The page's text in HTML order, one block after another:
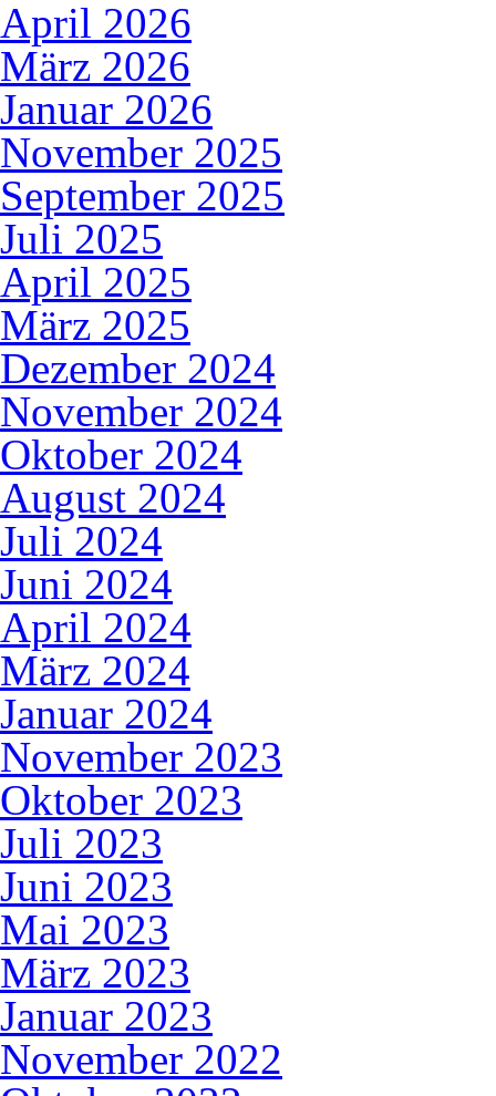
April 2026
März 2026
Januar 2026
November 2025
September 2025
Juli 2025
April 2025
März 2025
Dezember 2024
November 2024
Oktober 2024
August 2024
Juli 2024
Juni 2024
April 2024
März 2024
Januar 2024
November 2023
Oktober 2023
Juli 2023
Juni 2023
Mai 2023
März 2023
Januar 2023
November 2022